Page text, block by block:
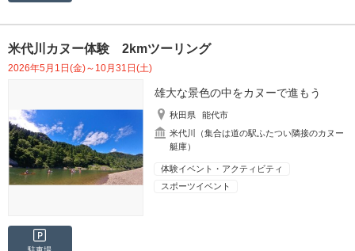
米代川カヌー体験 2kmツーリング
2026年5月1日(金)～10月31日(土)
雄大な景色の中をカヌーで進もう
秋田県
能代市
米代川（集合は道の駅ふたつい隣接のカヌー
艇庫）
体験イベント・アクティビティ
スポーツイベント